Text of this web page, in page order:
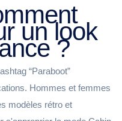
un look
?
“Paraboot”
Hommes et femmes
modèles rétro et